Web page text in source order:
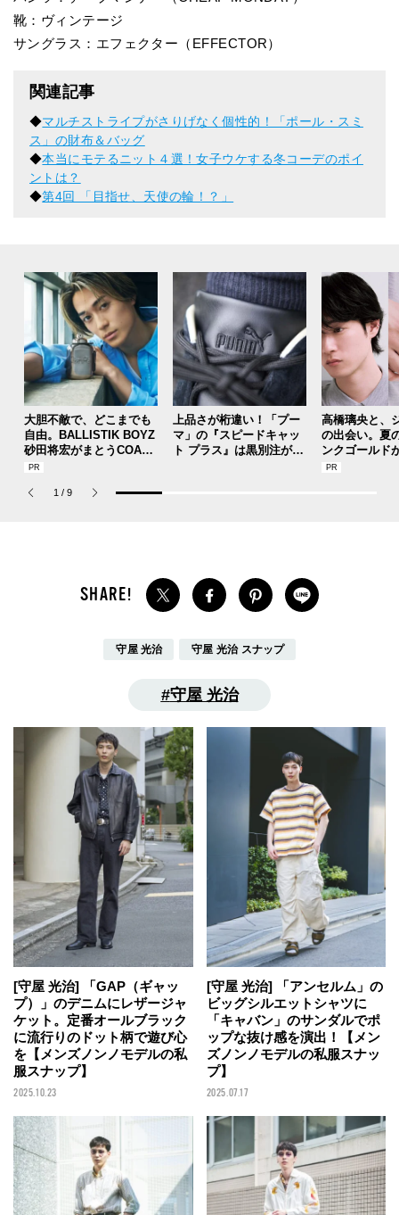
靴：ヴィンテージ
サングラス：エフェクター（EFFECTOR）
関連記事
◆マルチストライプがさりげなく個性的！「ポール・スミ
ス」の財布＆バッグ
◆本当にモテるニット４選！女子ウケする冬コーデのポイ
ントは？
◆第4回 「目指せ、天使の輪！？」
大胆不敵で、どこまでも
自由。BALLISTIK BOYZ
砂田将宏がまとうCOACH
の新作フレグランス「コ
パルファム」
上品さが桁違い！「プー
マ」の『スピードキャッ
ト プラス』は黒別注が狙
高橋璃央と、
の出会い。夏
ンクゴールド
SUMMER
1 / 9
守屋 光治 守屋 光治 スナップ
守屋 光治
[守屋 光治] 「GAP（ギャッ
プ）」のデニムにレザージャ
ケット。定番オールブラック
に流行りのドット柄で遊び心
を【メンズノンノモデルの私
服スナップ】
2025.10.23
[守屋 光治] 「アンセルム」の
ビッグシルエットシャツに
「キャバン」のサンダルでポ
ップな抜け感を演出！【メン
ズノンノモデルの私服スナッ
プ】
2025.07.17